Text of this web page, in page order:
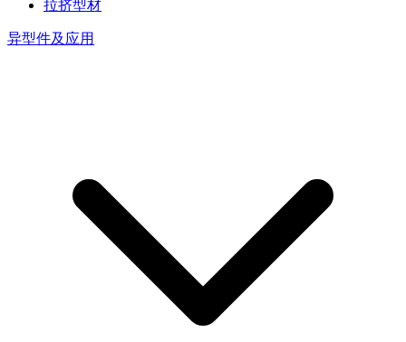
拉挤型材
异型件及应用